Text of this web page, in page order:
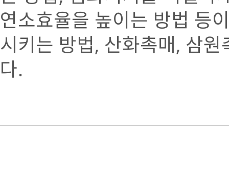
연소효율을 높이는 방법 등
시키는 방법, 산화촉매, 삼
다.